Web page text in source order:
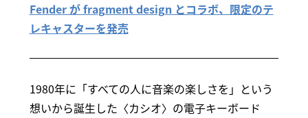
Fender が fragment design とコラボ、限定のテ
レキャスターを発売
1980年に「すべての人に音楽の楽しさを」という
想いから誕生した〈カシオ〉の電子キーボード